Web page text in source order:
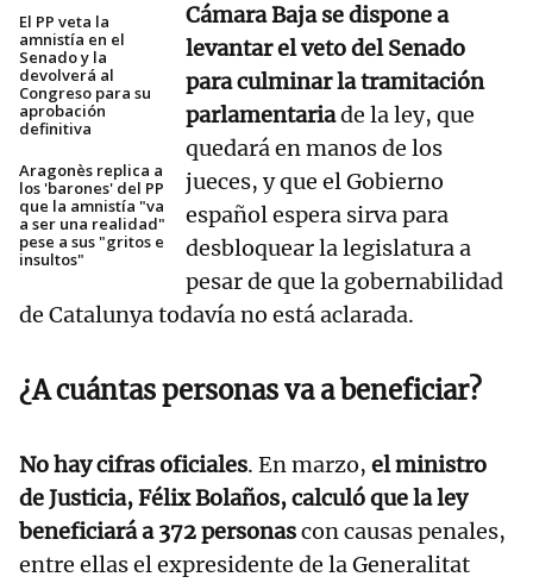
El PP veta la
amnistía en el
Senado y la
devolverá al
Congreso para su
aprobación
definitiva
Aragonès replica a
los 'barones' del PP
que la amnistía "va
a ser una realidad"
pese a sus "gritos e
insultos"
Cámara Baja se dispone a
levantar el veto del Senado
para culminar la tramitación
parlamentariade la ley, que
quedará en manos de los
jueces, y que el Gobierno
español espera sirva para
desbloquear la legislatura a
pesar de que la gobernabilidad
de Catalunya todavía no está aclarada.
¿A cuántas personas va a beneficiar?
No hay cifras oficiales. En marzo, el ministro
de Justicia, Félix Bolaños, calculó que la ley
beneficiará a 372 personascon causas penales,
entre ellas el expresidente de la Generalitat